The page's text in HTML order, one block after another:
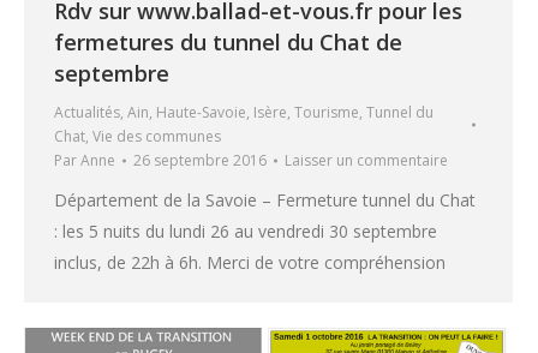
Rdv sur www.ballad-et-vous.fr pour les
fermetures du tunnel du Chat de
septembre
Actualités, Ain, Haute-Savoie, Isère, Tourisme, Tunnel du
Chat, Vie des communes
ParAnne 26 septembre 2016 Laisser un commentaire
Département de la Savoie – Fermeture tunnel du Chat
: les 5 nuits du lundi 26 au vendredi 30 septembre
inclus, de 22h à 6h. Merci de votre compréhension